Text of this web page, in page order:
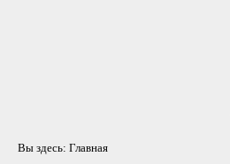
Вы здесь: Главная